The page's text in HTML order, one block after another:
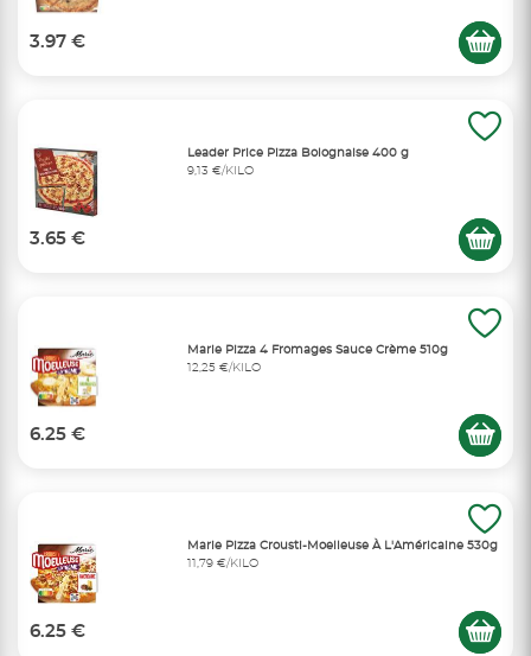
3.97 €
Leader Price Pizza Bolognaise 400 g
9,13 €/KILO
3.65 €
Marie Pizza 4 Fromages Sauce Crème 510g
12,25 €/KILO
6.25 €
Marie Pizza Crousti-Moelleuse À L'Américaine 530g
11,79 €/KILO
6.25 €